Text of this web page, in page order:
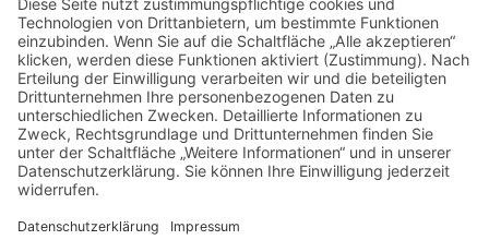
Bücher, Karten & CD's
Ihre Anreise
Wetter
Links
Nutzungsbedingungen
Datenschutz